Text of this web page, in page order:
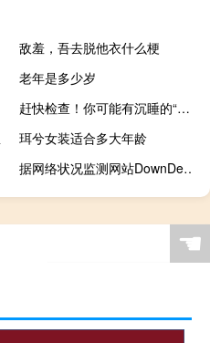
敌羞，吾去脱他衣什么梗
老年是多少岁
赶快检查！你可能有沉睡的“钱袋子” 到底什么情况呢
珥兮女装适合多大年龄
据网络状况监测网站DownDetector：用户报告显示苹果iCloud出现问题
☚